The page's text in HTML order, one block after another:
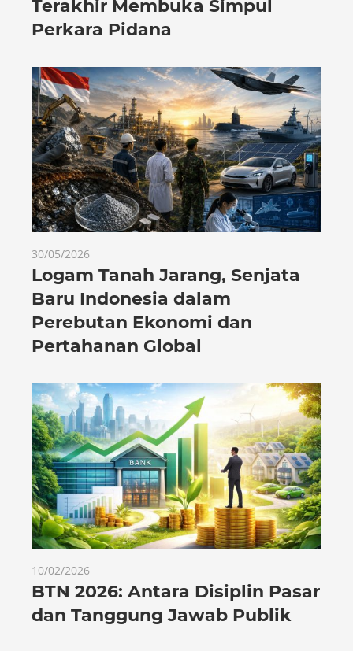
Terakhir Membuka Simpul
Perkara Pidana
30/05/2026
Logam Tanah Jarang, Senjata
Baru Indonesia dalam
Perebutan Ekonomi dan
Pertahanan Global
10/02/2026
BTN 2026: Antara Disiplin Pasar
dan Tanggung Jawab Publik